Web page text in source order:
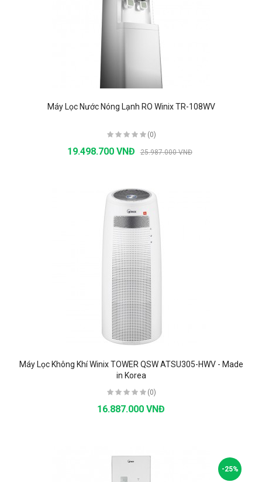
Máy Lọc Nước Nóng Lạnh RO Winix TR-108WV
(0)
19.498.700 VNĐ 25.987.000 VNĐ
Máy Lọc Không Khí Winix TOWER QSW ATSU305-HWV - Made
in Korea
(0)
16.887.000 VNĐ
-25%